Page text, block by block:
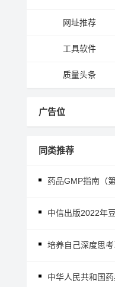
网址推荐
工具软件
质量头条
广告位
同类推荐
药品GMP指南（
中信出版2022年
培养自己深度思
中华人民共和国